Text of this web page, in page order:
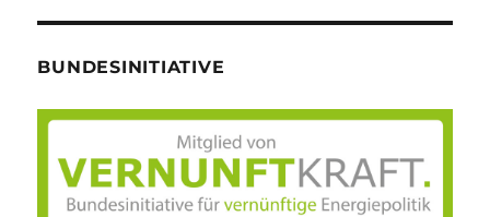
BUNDESINITIATIVE